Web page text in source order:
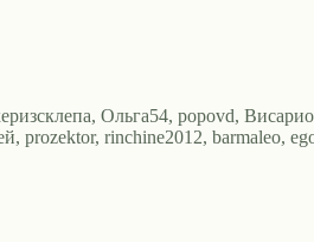
Ольга54, popovd,
rinchine2012, barmaleo,